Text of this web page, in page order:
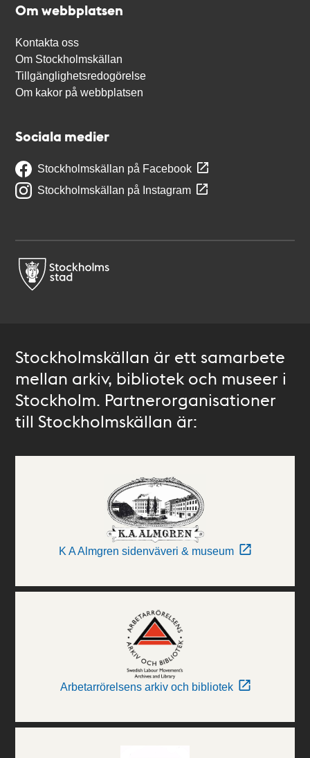
Om webbplatsen
Kontakta oss
Om Stockholmskällan
Tillgänglighetsredogörelse
Om kakor på webbplatsen
Sociala medier
Stockholmskällan på Facebook
Stockholmskällan på Instagram
Stockholmskällan är ett samarbete
mellan arkiv, bibliotek och museer i
Stockholm. Partnerorganisationer
till Stockholmskällan är:
K A Almgren sidenväveri & museum
Arbetarrörelsens arkiv och bibliotek